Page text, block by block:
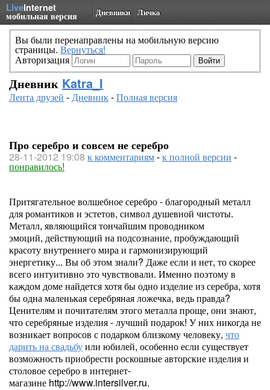
LiveInternet
мобильная версия Дневники Личка
Вы были перенаправлены на мобильную версию
страницы. Вернуться!
Авторизация
Дневник Katra_I
Лента друзей -Дневник-Полная версия
Про серебро и совсем не серебро
28-11-2012 19:08 к комментариям-к полной версии -
понравилось!
Притягательное волшебное серебро - благородный металл
для романтиков и эстетов, символ душевной чистоты.
Металл, являющийся тончайшим проводником
эмоций, действующий на подсознание, пробуждающий
красоту внутреннего мира и гармонизирующий
энергетику... Вы об этом знали? Даже если и нет, то скорее
всего интуитивно это чувствовали. Именно поэтому в
каждом доме найдется хотя бы одно изделие из серебра, хотя
бы одна маленькая серебряная ложечка, ведь правда?
Ценителям и почитателям этого металла проще, они знают,
что серебряные изделия - лучший подарок! У них никогда не
возникает вопросов с подарком близкому человеку, что
дарить на свадьбуили юбилей, особенно если существует
возможность приобрести роскошные авторские изделия и
столовое серебро в интернет-
магазине http://www.intersilver.ru.